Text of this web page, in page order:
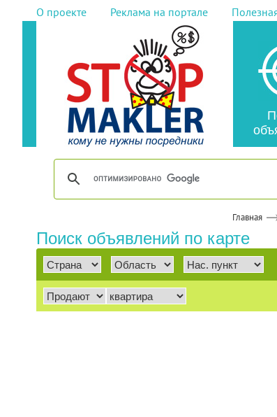
О проекте Реклама на портале
Главная
Поиск объявлений по карте